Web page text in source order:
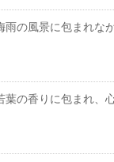
雨の風景に包まれな
葉の香りに包まれ、